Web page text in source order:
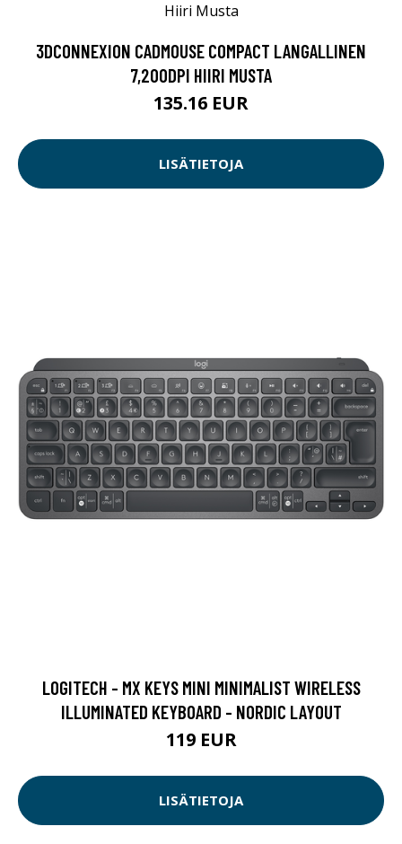
3DCONNEXION CADMOUSE COMPACT LANGALLINEN
7,200DPI HIIRI MUSTA
135.16 EUR
LISÄTIETOJA
LOGITECH - MX KEYS MINI MINIMALIST WIRELESS
ILLUMINATED KEYBOARD - NORDIC LAYOUT
119 EUR
LISÄTIETOJA